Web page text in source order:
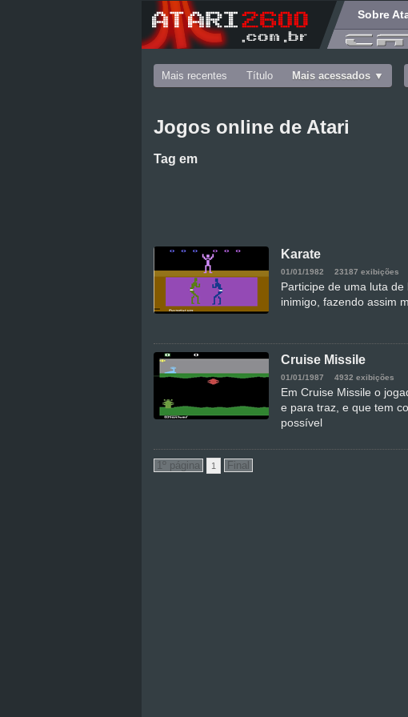
Sobre
Mais recentes Título Mais acessados
Jogos online de Atari
Tag em
Karate
01/01/1982 23187 exibições
Participe de uma luta
inimigo, fazendo assim
Cruise Missile
01/01/1987 4932 exibições
Em Cruise Missile o
e para traz, e que tem
possível
1